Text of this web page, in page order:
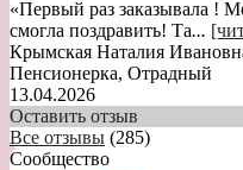
«Первый раз заказывала !
смогла поздравить! Та...
Крымская Наталия
Пенсионерка, Отрадный
13.04.2026
Оставить отзыв
Все отзывы (285)
Сообщество